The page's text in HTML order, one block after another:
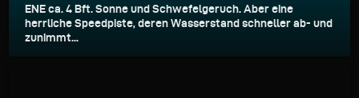
ENE ca. 4 Bft. Sonne und Schwefelgeruch. Aber eine
herrliche Speedpiste, deren Wasserstand schneller ab- und
zunimmt...